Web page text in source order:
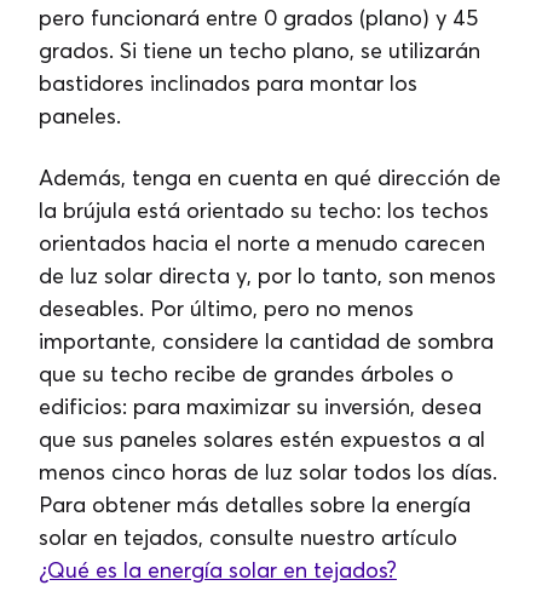
pero funcionará entre 0 grados (plano) y 45
grados. Si tiene un techo plano, se utilizarán
bastidores inclinados para montar los
paneles.
Además, tenga en cuenta en qué dirección de
la brújula está orientado su techo: los techos
orientados hacia el norte a menudo carecen
de luz solar directa y, por lo tanto, son menos
deseables. Por último, pero no menos
importante, considere la cantidad de sombra
que su techo recibe de grandes árboles o
edificios: para maximizar su inversión, desea
que sus paneles solares estén expuestos a al
menos cinco horas de luz solar todos los días.
Para obtener más detalles sobre la energía
solar en tejados, consulte nuestro artículo
¿Qué es la energía solar en tejados?